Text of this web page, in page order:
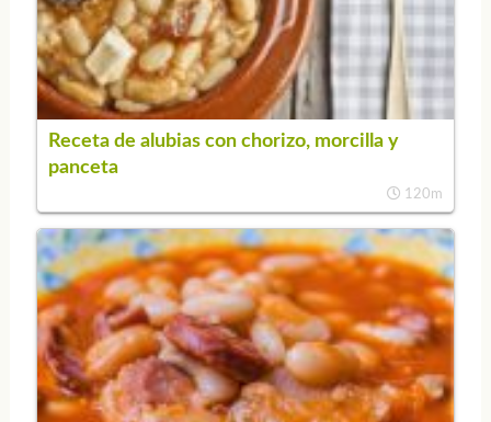
Receta de alubias con chorizo, morcilla y
panceta
120m